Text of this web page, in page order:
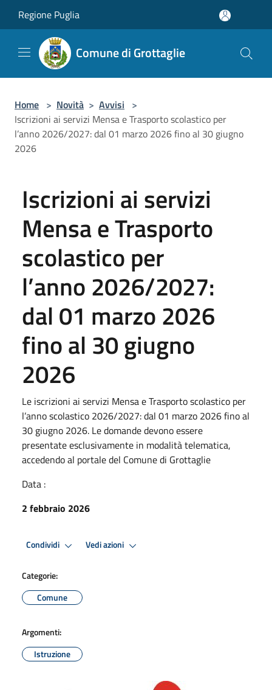
Regione Puglia
Comune di Grottaglie
Home > Novità > Avvisi >
Iscrizioni ai servizi Mensa e Trasporto scolastico per
l’anno 2026/2027: dal 01 marzo 2026 fino al 30 giugno
2026
Iscrizioni ai servizi
Mensa e Trasporto
scolastico per
l’anno 2026/2027:
dal 01 marzo 2026
fino al 30 giugno
2026
Le iscrizioni ai servizi Mensa e Trasporto scolastico per
l’anno scolastico 2026/2027: dal 01 marzo 2026 fino al
30 giugno 2026. Le domande devono essere
presentate esclusivamente in modalità telematica,
accedendo al portale del Comune di Grottaglie
Data :
2 febbraio 2026
Condividi Vedi azioni
Categorie:
Comune
Argomenti:
Istruzione